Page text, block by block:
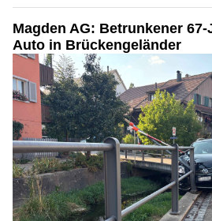
Magden AG: Betrunkener
Auto in Brückengeländer